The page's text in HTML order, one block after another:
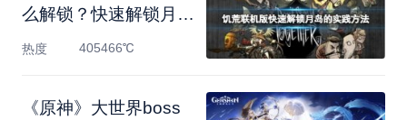
么解锁？快速解锁月岛
的
热度 405466℃
《原神》大世界boss